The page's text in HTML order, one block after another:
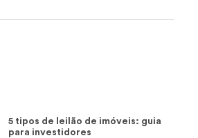
5 tipos de leilão de imóveis: guia
para investidores